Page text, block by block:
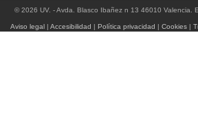
© 2026 UV. - Avda. Blasco Ibañez n 13 46010 Valencia.
Aviso legal| Accesibilidad | Política privacidad | Cookies|